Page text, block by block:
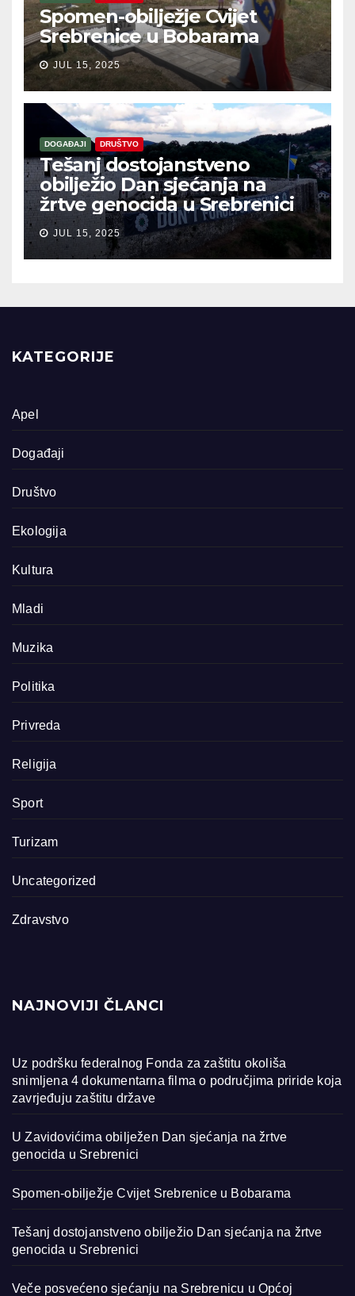
Spomen-obilježje Cvijet
Srebrenice u Bobarama
JUL 15, 2025
DOGAĐAJI DRUŠTVO
Tešanj dostojanstveno
obilježio Dan sjećanja na
žrtve genocida u Srebrenici
JUL 15, 2025
KATEGORIJE
Apel
Događaji
Društvo
Ekologija
Kultura
Mladi
Muzika
Politika
Privreda
Religija
Sport
Turizam
Uncategorized
Zdravstvo
NAJNOVIJI ČLANCI
Uz podršku federalnog Fonda za zaštitu okoliša
snimljena 4 dokumentarna filma o područjima priride koja
zavrjeđuju zaštitu države
U Zavidovićima obilježen Dan sjećanja na žrtve
genocida u Srebrenici
Spomen-obilježje Cvijet Srebrenice u Bobarama
Tešanj dostojanstveno obilježio Dan sjećanja na žrtve
genocida u Srebrenici
Veče posvećeno sjećanju na Srebrenicu u Općoj